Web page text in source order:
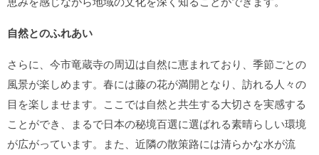
自然とのふれあい
さらに、今市竜蔵寺の周辺は自然に恵まれており、季節ごとの
風景が楽しめます。春には藤の花が満開となり、訪れる人々の
目を楽しませます。ここでは自然と共生する大切さを実感する
ことができ、まるで日本の秘境百選に選ばれる素晴らしい環境
が広がっています。また、近隣の散策路には清らかな水が流